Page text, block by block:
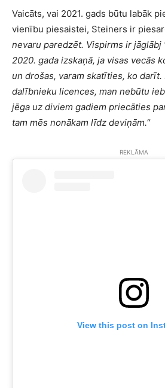
Vaicāts, vai 2021. gads būtu labāk
vienību piesaistei, Steiners ir
nevaru paredzēt. Vispirms ir jāglābj
2020. gada izskaņā, ja visas vecās
un drošas, varam skatīties, ko
dalībnieku licences, man nebūtu
jēga uz diviem gadiem priecāties
tam mēs nonākam līdz deviņām.“
REKLĀMA
View this post on